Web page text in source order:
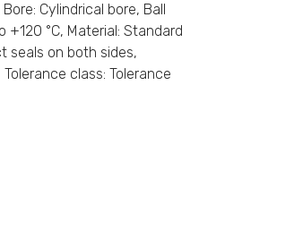
Cylindrical bore, Ball
°C, Material: Standard
seals on both sides,
class: Tolerance